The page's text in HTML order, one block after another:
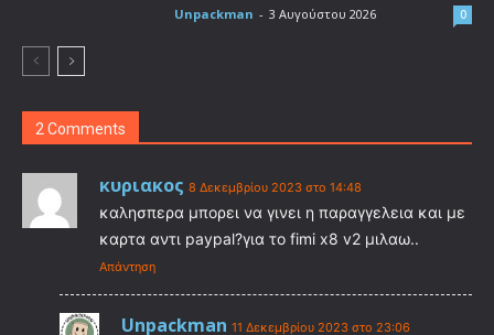
Unpackman - 3 Αυγούστου 2026 0
2 Comments
κυριακος 8 Δεκεμβρίου 2023 στο 14:48
καλησπερα μπορει να γινει η παραγγελεια και με
καρτα αντι paypal?για το fimi x8 v2 μιλαω..
Απάντηση
Unpackman 11 Δεκεμβρίου 2023 στο 23:06